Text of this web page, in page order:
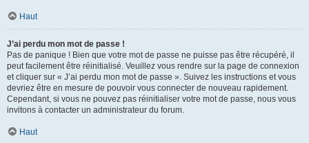
Haut
J’ai perdu mon mot de passe !
Pas de panique ! Bien que votre mot de passe ne puisse pas être récupéré, il
peut facilement être réinitialisé. Veuillez vous rendre sur la page de connexion
et cliquer sur « J’ai perdu mon mot de passe ». Suivez les instructions et vous
devriez être en mesure de pouvoir vous connecter de nouveau rapidement.
Cependant, si vous ne pouvez pas réinitialiser votre mot de passe, nous vous
invitons à contacter un administrateur du forum.
Haut